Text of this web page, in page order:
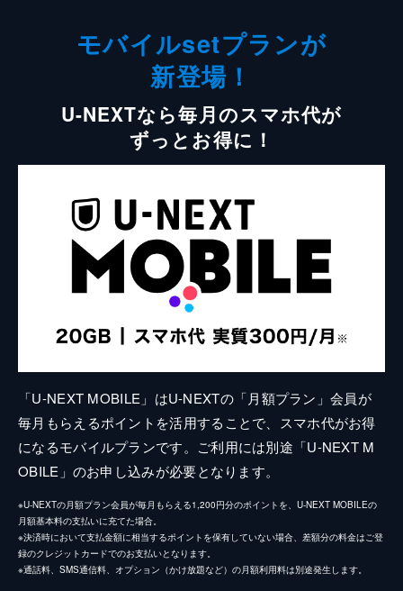
モバイルsetプランが
新登場！
U-NEXTなら毎月のスマホ代が
ずっとお得に！
「U-NEXT MOBILE」はU-NEXTの「月額プラン」会員が
毎月もらえるポイントを活用することで、スマホ代がお得
になるモバイルプランです。ご利用には別途「U-NEXT M
OBILE」のお申し込みが必要となります。
※U-NEXTの月額プラン会員が毎月もらえる1,200円分のポイントを、U-NEXT MOBILEの
月額基本料の支払いに充てた場合。
※決済時において支払金額に相当するポイントを保有していない場合、差額分の料金はご登
録のクレジットカードでのお支払いとなります。
※通話料、SMS通信料、オプション（かけ放題など）の月額利用料は別途発生します。